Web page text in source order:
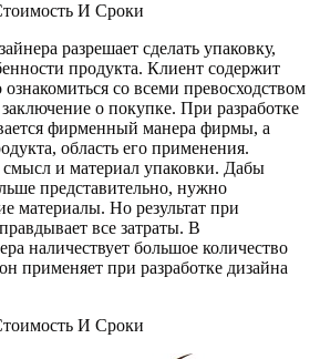
разрешает сделать упаковку,
продукта. Клиент содержит
со всеми превосходством
о покупке. При разработке
фирменный манера фирмы, а
область его применения.
и материал упаковки. Дабы
представительно, нужно
материалы. Но результат при
все затраты. В
наличествует большое количество
применяет при разработке дизайна